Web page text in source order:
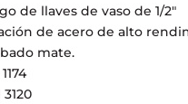
de llaves de vaso de 1/2″
de acero de alto
mate.